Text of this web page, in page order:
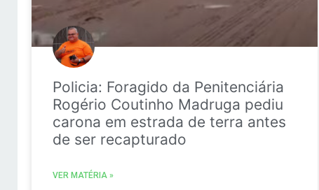
Policia: Foragido da Penitenciária
Rogério Coutinho Madruga pediu
carona em estrada de terra antes
de ser recapturado
VER MATÉRIA »